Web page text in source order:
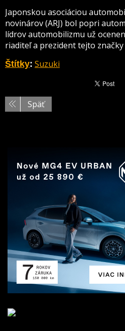
Japonskou asociáciou
novinárov (ARJ) bol popri
lídrov automobilizmu už
riaditeľ a prezident tejto značky
Štítky: Suzuki
Späť